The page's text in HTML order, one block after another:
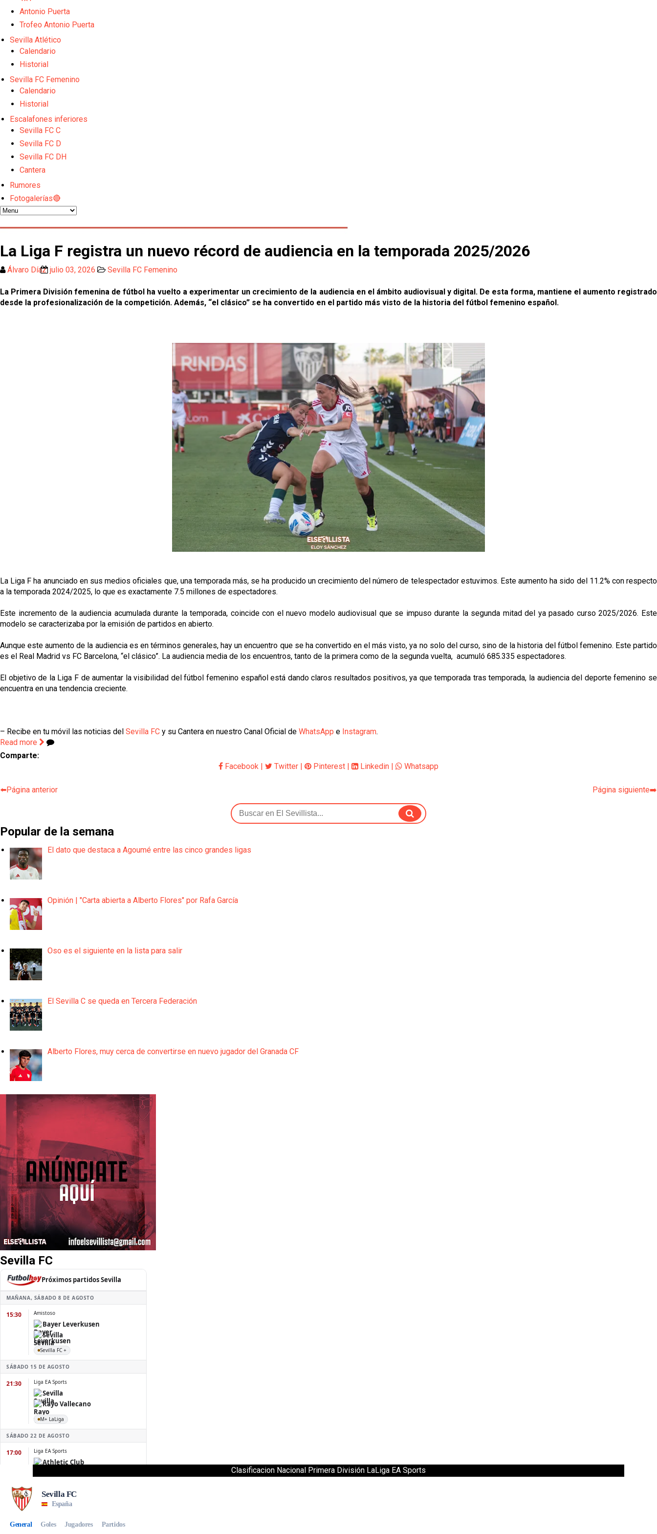
El Sevilla FC empieza a inscribir a los nuevos fichajes
Opinión | "Carta abierta a Alberto Flores" por Rafa García
Miguel Sierra: La temporada pasada se vio reflejado que podemos tirar para delante y trabajamos con ilusión
Antonio Puerta
Trofeo Antonio Puerta
Sevilla Atlético
Calendario
Historial
Sevilla FC Femenino
Calendario
Historial
Escalafones inferiores
Sevilla FC C
Sevilla FC D
Sevilla FC DH
Cantera
Rumores
Fotogalerías🔴
La Liga F registra un nuevo récord de audiencia en la temporada 2025/2026
Álvaro Díaz julio 03, 2026 Sevilla FC Femenino
La Primera División femenina de fútbol ha vuelto a experimentar un crecimiento de la audiencia en el ámbito audiovisual y digital. De esta forma, mantiene el aumento registrado
desde la profesionalización de la competición. Además, “el clásico” se ha convertido en el partido más visto de la historia del fútbol femenino español.
La Liga F ha anunciado en sus medios oficiales que, una temporada más, se ha producido un crecimiento del número de telespectador estuvimos. Este aumento ha sido del 11.2% con respecto
a la temporada 2024/2025, lo que es exactamente 7.5 millones de espectadores.
Este incremento de la audiencia acumulada durante la temporada, coincide con el nuevo modelo audiovisual que se impuso durante la segunda mitad del ya pasado curso 2025/2026. Este
modelo se caracterizaba por la emisión de partidos en abierto.
Aunque este aumento de la audiencia es en términos generales, hay un encuentro que se ha convertido en el más visto, ya no solo del curso, sino de la historia del fútbol femenino. Este partido
es el Real Madrid vs FC Barcelona, “el clásico”. La audiencia media de los encuentros, tanto de la primera como de la segunda vuelta, acumuló 685.335 espectadores.
El objetivo de la Liga F de aumentar la visibilidad del fútbol femenino español está dando claros resultados positivos, ya que temporada tras temporada, la audiencia del deporte femenino se
encuentra en una tendencia creciente.
– Recibe en tu móvil las noticias del Sevilla FC y su Cantera en nuestro Canal Oficial de WhatsApp e Instagram.
Read more
Comparte:
Facebook | Twitter | Pinterest | Linkedin | Whatsapp
⬅️Página anterior Página siguiente➡️
Popular de la semana
El dato que destaca a Agoumé entre las cinco grandes ligas
Opinión | "Carta abierta a Alberto Flores" por Rafa García
Oso es el siguiente en la lista para salir
El Sevilla C se queda en Tercera Federación
Alberto Flores, muy cerca de convertirse en nuevo jugador del Granada CF
Sevilla FC
Clasificacion Nacional Primera División LaLiga EA Sports